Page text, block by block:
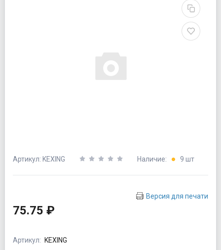
Артикул: KEXING Наличие: 9 шт
Версия для печати
75.75 ₽
Артикул:
KEXING